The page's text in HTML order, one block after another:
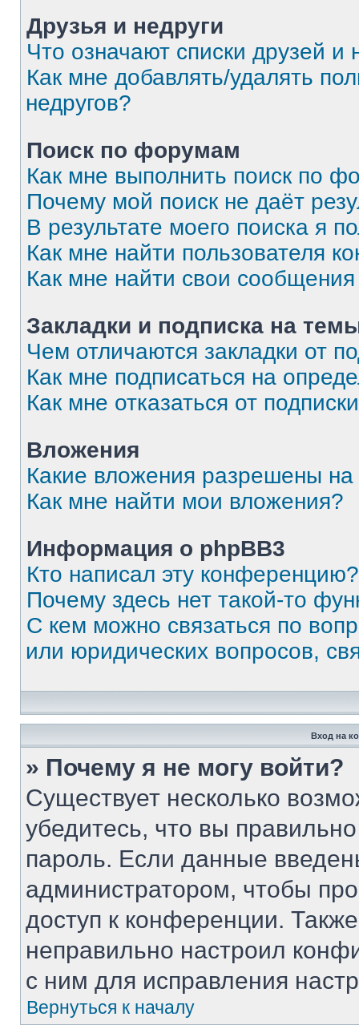
Друзья и недруги
Что означают списки друзей и
Как мне добавлять/удалять
недругов?
Поиск по форумам
Как мне выполнить поиск по
Почему мой поиск не даёт
В результате моего поиска я
Как мне найти пользователя
Как мне найти свои
Закладки и подписка на
Чем отличаются закладки от
Как мне подписаться на
Как мне отказаться от
Вложения
Какие вложения разрешены
Как мне найти мои вложения?
Информация о phpBB3
Кто написал эту конференцию?
Почему здесь нет такой-то
С кем можно связаться по
или юридических вопросов,
Вход на
» Почему я не могу войти?
Существует несколько
убедитесь, что вы
пароль. Если данные
администратором, чтобы
доступ к конференции.
неправильно настроил
с ним для исправления
Вернуться к началу